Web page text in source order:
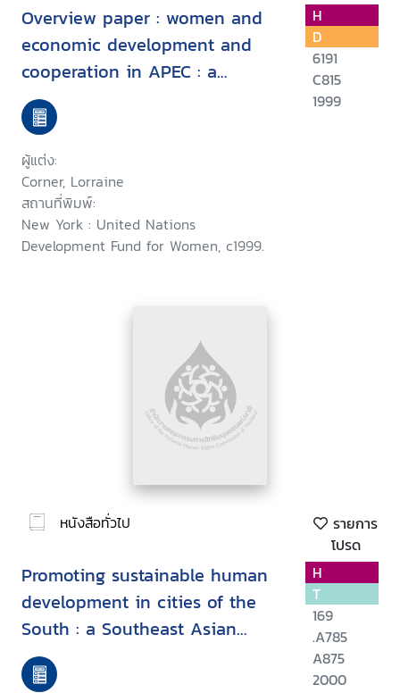
Overview paper : women and
economic development and
cooperation in APEC : a
technical paper, October 15-16
1998, Makati, Philippines
ผู้แต่ง:
Corner, Lorraine
สถานที่พิมพ์:
New York : United Nations
Development Fund for Women, c1999.
H
D
6191
C815
1999
หนังสือทั่วไป
รายการ
โปรด
Promoting sustainable human
development in cities of the
South : a Southeast Asian
perspective
H
T
169
.A785
A875
2000